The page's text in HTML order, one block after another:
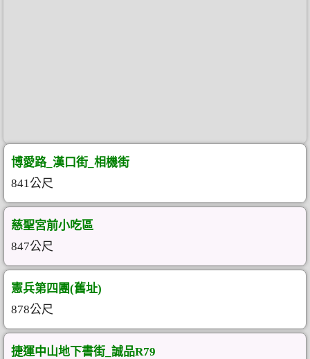
博愛路_漢口街_相機街
841公尺
慈聖宮前小吃區
847公尺
憲兵第四團(舊址)
878公尺
捷運中山地下書街_誠品R79